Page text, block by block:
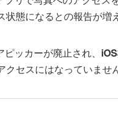
態になるとの報告が増
ッカーが廃止され、
クセスにはなっていませ